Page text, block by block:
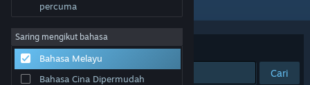
Tentang
Sokongan
percuma
Saring mengikut bahasa
Bahasa Melayu
Bahasa Cina Dipermudah
Susun mengikut Perkaitan
Cari